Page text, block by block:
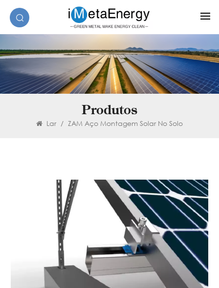
Produtos
Lar / ZAM Aço Montagem Solar No Solo